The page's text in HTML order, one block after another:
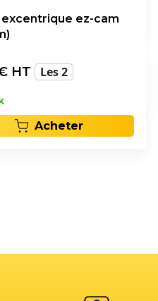
excentrique ez-cam
HT Les 2
Acheter